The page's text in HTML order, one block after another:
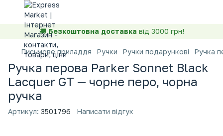
🚚 Безкоштовна доставка від 3000 грн!
Письмове приладдя Ручки Ручки подарункові Ручка
Ручка перова Parker Sonnet Black
Lacquer GT — чорне перо, чорна
ручка
Артикул: 3501796 Написати відгук